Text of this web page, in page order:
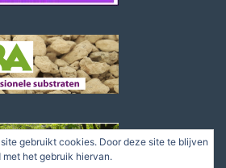
gebruikt cookies. Door deze site te blijven
het gebruik hiervan.